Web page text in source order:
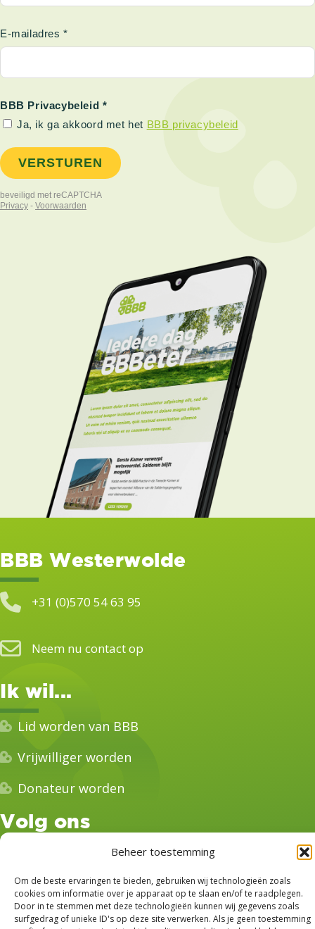
Beheer toestemming
Om de beste ervaringen te bieden, gebruiken wij technologieën zoals
cookies om informatie over je apparaat op te slaan en/of te raadplegen.
Door in te stemmen met deze technologieën kunnen wij gegevens zoals
surfgedrag of unieke ID's op deze site verwerken. Als je geen toestemming
BBB Westerwolde
+31 (0)570 54 63 95
Neem nu contact op
Ik wil...
Lid worden van BBB
Vrijwilliger worden
Donateur worden
Volg ons